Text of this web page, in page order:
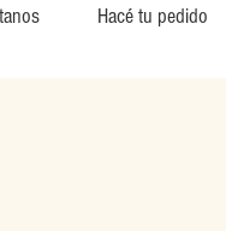
Hacé tu pedido